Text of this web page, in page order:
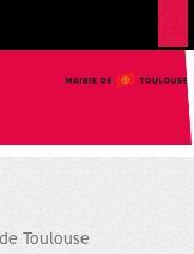
Toulouse